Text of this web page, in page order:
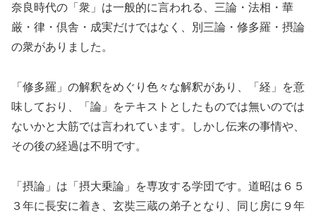
奈良時代の「衆」は一般的に言われる、三論・法相・華
厳・律・倶舎・成実だけではなく、別三論・修多羅・摂論
の衆がありました。
「修多羅」の解釈をめぐり色々な解釈があり、「経」を意
味しており、「論」をテキストとしたものでは無いのでは
ないかと大筋では言われています。しかし伝来の事情や、
その後の経過は不明です。
「摂論」は「摂大乗論」を専攻する学団です。道昭は６５
３年に長安に着き、玄奘三蔵の弟子となり、同じ房に９年